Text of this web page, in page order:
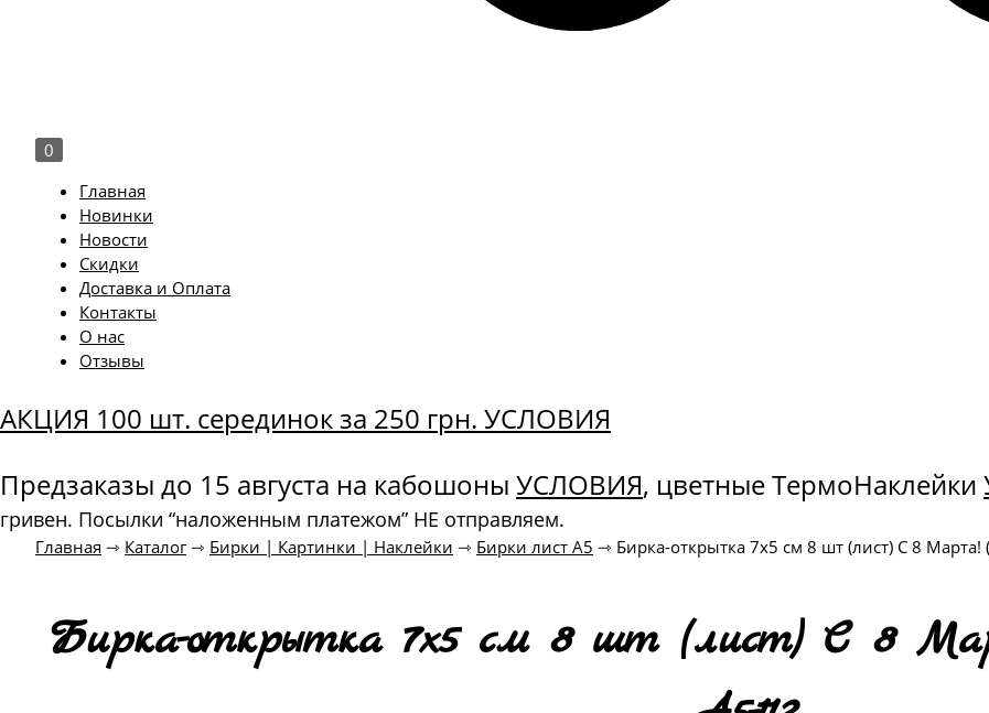
0
Главная
Новинки
Новости
Скидки
Доставка и Оплата
Контакты
О нас
Отзывы
АКЦИЯ 100 шт. серединок за 250 грн. УСЛОВИЯ
Предзаказы до 15 августа на кабошоны УСЛОВИЯ, цветные ТермоНаклейки
гривен. Посылки “наложенным платежом” НЕ отправляем.
Главная ⇾ Каталог⇾ Бирки | Картинки | Наклейки ⇾ Бирки лист А5 ⇾ Бирка-открытка 7х5 см 8 шт (лист) С 8
Бирка-открытка 7х5 см 8 шт (лист) С 8